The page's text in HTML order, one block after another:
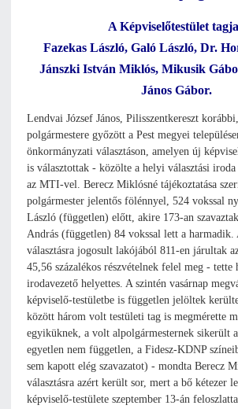
A Képviselőtestület
Fazekas László, Galó László, Dr.
Jánszki István Miklós, Mikusik
János Gábor.
Lendvai József János, Pilisszentkereszt
polgármestere győzött a Pest megyei
önkormányzati választáson, amelyen új
is választottak - közölte a helyi választási iroda
az MTI-vel. Berecz Miklósné tájékoztatása
polgármester jelentős fölénnyel, 524 vokssal
László (független) előtt, akire 173-an
András (független) 84 vokssal lett a harmadik.
választásra jogosult lakójából 811-en járultak
45,56 százalékos részvételnek felel meg - tette
irodavezető helyettes. A szintén vasárnap
képviselő-testületbe is független jelöltek
között három volt testületi tag is megmérette
egyiküknek, a volt alpolgármesternek sikerült
egyetlen nem független, a Fidesz-KDNP
sem kapott elég szavazatot) - mondta Berecz
választásra azért került sor, mert a bő kétezer
képviselő-testülete szeptember 13-án